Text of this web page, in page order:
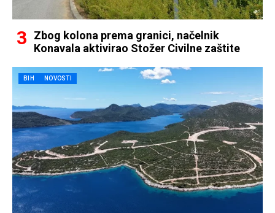
Zbog kolona prema granici, načelnik
Konavala aktivirao Stožer Civilne zaštite
BIH NOVOSTI